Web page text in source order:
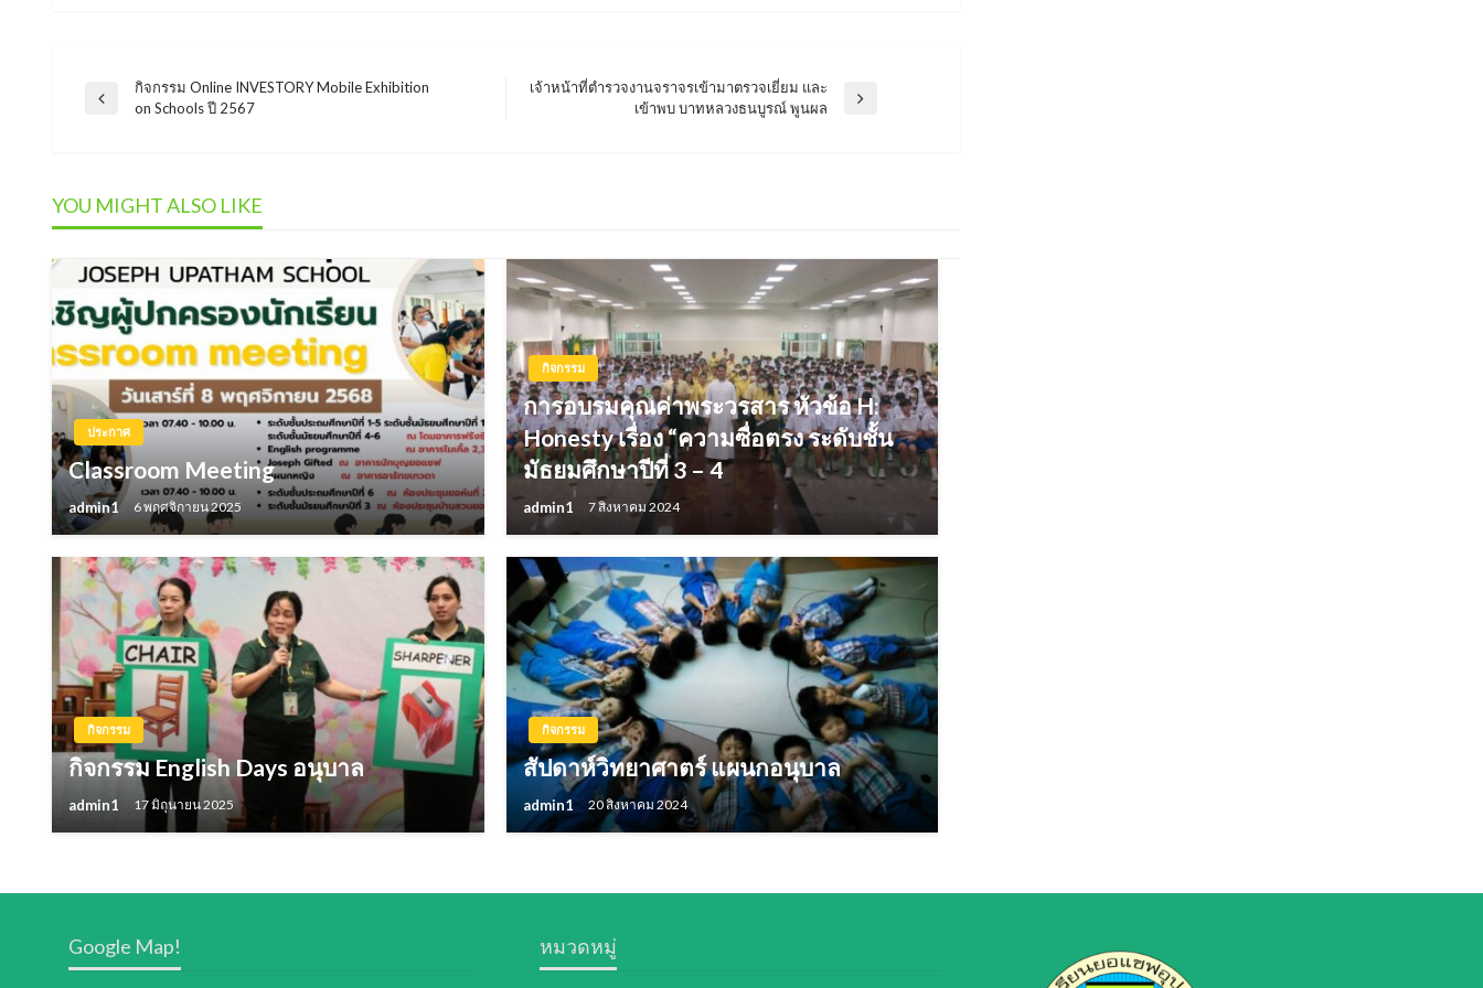
แนะแนว
Previous
กิจกรรม Online INVESTORY Mobile Exhibition
on Schools ปี 2567
เจ้าหน้าที่ตำรวจงานจราจรเข้ามาตรวจเยี่ยม และ
เข้าพบ บาทหลวงธนบูรณ์ พูนผล
YOU MIGHT ALSO LIKE
ประกาศ
Classroom Meeting
admin1 6 พฤศจิกายน 2025
กิจกรรม
การอบรมคุณค่าพระวรสาร หัวข้อ H:
Honesty เรื่อง “ความซื่อตรง ระดับชั้น
มัธยมศึกษาปีที่ 3 – 4
admin1 7 สิงหาคม 2024
กิจกรรม
กิจกรรม English Days อนุบาล
admin1 17 มิถุนายน 2025
กิจกรรม
สัปดาห์วิทยาศาตร์ แผนกอนุบาล
admin1 20 สิงหาคม 2024
Google Map! หมวดหมู่